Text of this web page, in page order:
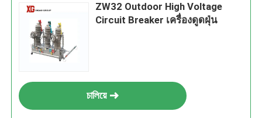
ZW32 Outdoor High Voltage
Circuit Breaker เครื่องดูดฝุ่น
চালিয়ে